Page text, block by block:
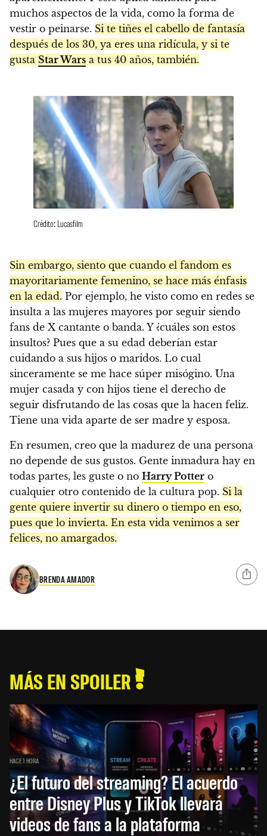
muchos aspectos de la vida, como la forma de
vestir o peinarse. Si te tiñes el cabello de fantasía
después de los 30, ya eres una ridícula, y si te
gusta Star Wars a tus 40 años, también.
Crédito: Lucasfilm
Sin embargo, siento que cuando el fandom es
mayoritariamente femenino, se hace más énfasis
en la edad. Por ejemplo, he visto como en redes se
insulta a las mujeres mayores por seguir siendo
fans de X cantante o banda. Y ¿cuáles son estos
insultos? Pues que a su edad deberían estar
cuidando a sus hijos o maridos. Lo cual
sinceramente se me hace súper misógino. Una
mujer casada y con hijos tiene el derecho de
seguir disfrutando de las cosas que la hacen feliz.
Tiene una vida aparte de ser madre y esposa.
En resumen, creo que la madurez de una persona
no depende de sus gustos. Gente inmadura hay en
todas partes, les guste o no Harry Potter o
cualquier otro contenido de la cultura pop. Si la
gente quiere invertir su dinero o tiempo en eso,
pues que lo invierta. En esta vida venimos a ser
felices, no amargados.
BRENDA AMADOR
MÁS EN SPOILER
HACE 1 HORA
¿El futuro del streaming? El acuerdo
entre Disney Plus y TikTok llevará
videos de fans a la plataforma